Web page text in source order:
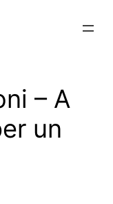
– A
un